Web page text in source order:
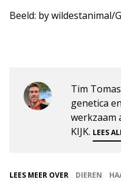
Beeld: by wildestanimal/
Tim
genetica
werkzaam
KIJK. LEES
LEES MEER OVER DIEREN